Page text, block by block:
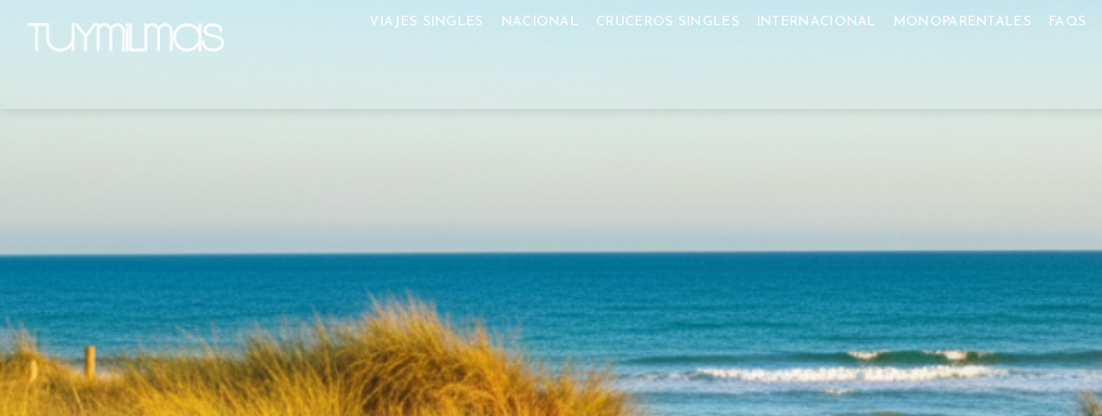
VIAJES SINGLES NACIONAL CRUCEROS SINGLES INTERNACIONAL MONOPARENTALES FAQS